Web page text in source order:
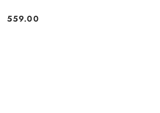
Cena:
559.00